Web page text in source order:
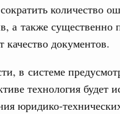
количество
а также существенно
качество документов.
в системе
технология будет
юридико-
колледжей и
по